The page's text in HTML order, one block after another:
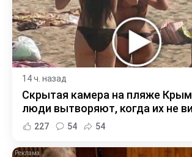
14 ч. назад
Скрытая камера на пляже
люди вытворяют, когда их не
227 54 54